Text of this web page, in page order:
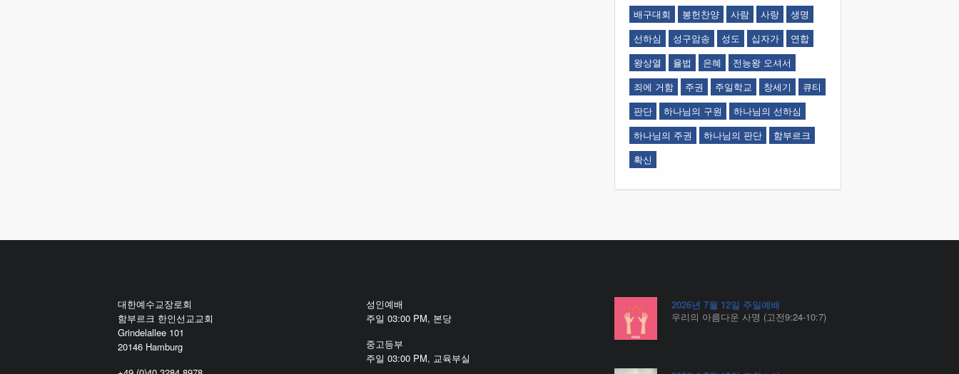
배구대회
봉헌찬양 사람 사랑
생명
선하심
성구암송 성도 십자가
연합
왕상열
율법 은혜
전능왕 오셔서
죄에 거함
주권 주일학교 창세기
큐티
판단
하나님의 구원
하나님의 선하심
하나님의 주권
하나님의 판단
함부르크
확신
대한예수교장로회
함부르크 한인선교교회
Grindelallee 101
20146 Hamburg
성인예배
주일 03:00 PM, 본당
중고등부
주일 03:00 PM, 교육부실
2026년 7월 12일 주일예배
우리의 아름다운 사명 (고전9:24-10:7)